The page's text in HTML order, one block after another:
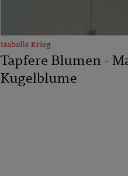
Isabelle Krieg
Tapfere Blumen -
Kugelblume